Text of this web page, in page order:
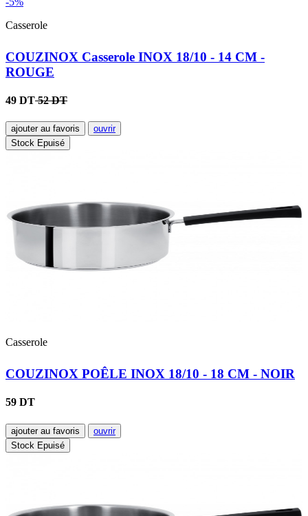
Casserole
COUZINOX Casserole INOX 18/10 - 14 CM -
ROUGE
49 DT52 DT
ajouter au favoris
ouvrir
Stock Epuisé
Casserole
COUZINOX POÊLE INOX 18/10 - 18 CM - NOIR
59 DT
ajouter au favoris
ouvrir
Stock Epuisé